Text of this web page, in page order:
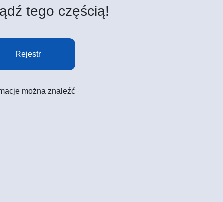
tego częścią!
Rejestr
można znaleźć